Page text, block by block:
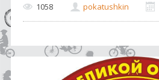
1058 pokatushkin